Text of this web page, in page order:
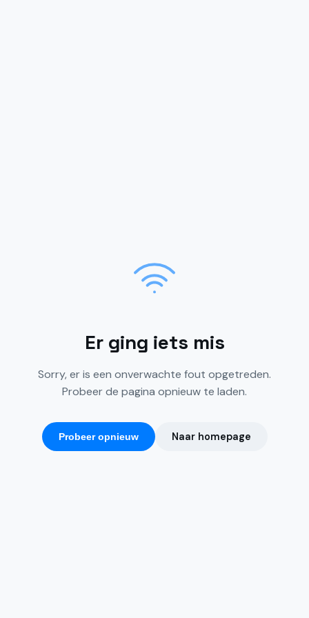
Er ging iets mis
Sorry, er is een onverwachte fout opgetreden.
Probeer de pagina opnieuw te laden.
Probeer opnieuw Naar homepage